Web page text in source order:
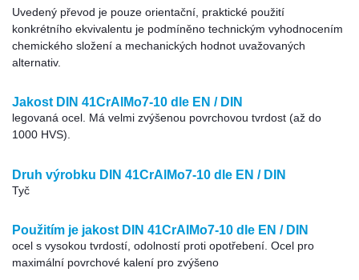
Uvedený převod je pouze orientační, praktické použití
konkrétního ekvivalentu je podmíněno technickým vyhodnocením
chemického složení a mechanických hodnot uvažovaných
alternativ.
Jakost DIN 41CrAlMo7-10 dle EN / DIN
legovaná ocel. Má velmi zvýšenou povrchovou tvrdost (až do
1000 HVS).
Druh výrobku DIN 41CrAlMo7-10 dle EN / DIN
Tyč
Použitím je jakost DIN 41CrAlMo7-10 dle EN / DIN
ocel s vysokou tvrdostí, odolností proti opotřebení. Ocel pro
maximální povrchové kalení pro zvýšeno